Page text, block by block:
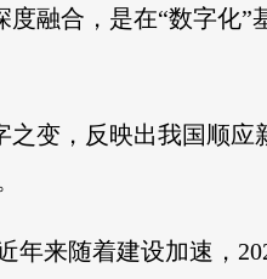
融合，是在“数字化
之变，反映出我国顺
来随着建设加速，